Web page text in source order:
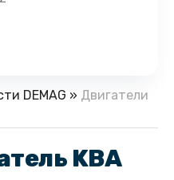
DEMAG » Двигатели
KBA